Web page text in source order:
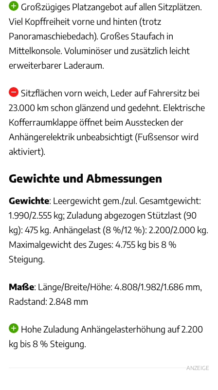
Großzügiges Platzangebot auf allen Sitzplätzen.
Viel Kopffreiheit vorne und hinten (trotz
Panoramaschiebedach). Großes Staufach in
Mittelkonsole. Voluminöser und zusätzlich leicht
erweiterbarer Laderaum.
Sitzflächen vorn weich, Leder auf Fahrersitz bei
23.000 km schon glänzend und gedehnt. Elektrische
Kofferraumklappe öffnet beim Ausstecken der
Anhängerelektrik unbeabsichtigt (Fußsensor wird
aktiviert).
Gewichte und Abmessungen
Gewichte: Leergewicht gem./zul. Gesamtgewicht:
1.990/2.555 kg; Zuladung abgezogen Stützlast (90
kg): 475 kg. Anhängelast (8 %/12 %): 2.200/2.000 kg.
Maximalgewicht des Zuges: 4.755 kg bis 8 %
Steigung.
Maße: Länge/Breite/Höhe: 4.808/1.982/1.686 mm,
Radstand: 2.848 mm
Hohe Zuladung Anhängelasterhöhung auf 2.200
kg bis 8 % Steigung.
ANZEIGE